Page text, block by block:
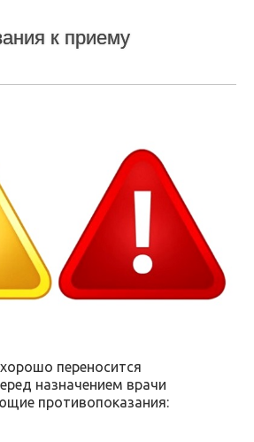
к приему
переносится
назначением врачи
противопоказания: